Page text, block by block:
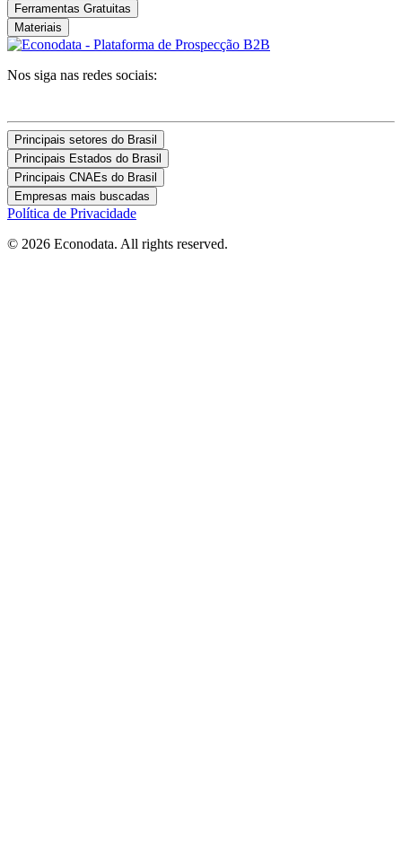
Ferramentas Gratuitas
Materiais
Nos siga nas redes sociais:
Principais setores do Brasil
Principais Estados do Brasil
Principais CNAEs do Brasil
Empresas mais buscadas
Política de Privacidade
© 2026 Econodata. All rights reserved.